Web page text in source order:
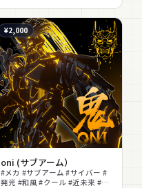
¥2,000
oni (サブアーム）
#メカ #サブアーム #サイバー #
発光 #和風 #クール #近未来 #武